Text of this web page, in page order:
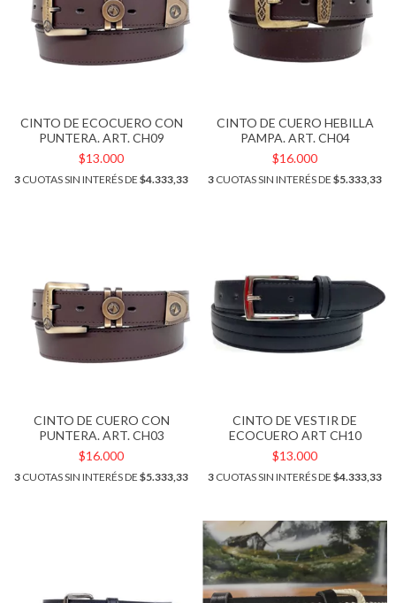
CINTO DE ECOCUERO CON
PUNTERA. ART. CH09
$13.000
3 CUOTAS SIN INTERÉS DE $4.333,33
CINTO DE CUERO HEBILLA
PAMPA. ART. CH04
$16.000
3 CUOTAS SIN INTERÉS DE $5.333,33
CINTO DE CUERO CON
PUNTERA. ART. CH03
$16.000
3 CUOTAS SIN INTERÉS DE $5.333,33
CINTO DE VESTIR DE
ECOCUERO ART CH10
$13.000
3 CUOTAS SIN INTERÉS DE $4.333,33